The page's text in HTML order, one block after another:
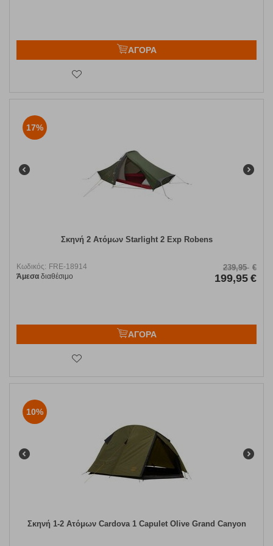
ΑΓΟΡΑ
17%
Σκηνή 2 Ατόμων Starlight 2 Exp Robens
Κωδικός: FRE-18914
Άμεσα διαθέσιμο
239,95 €
199,95 €
ΑΓΟΡΑ
10%
​Σκηνή 1-2 Ατόμων Cardova 1 Capulet Olive Grand Canyon